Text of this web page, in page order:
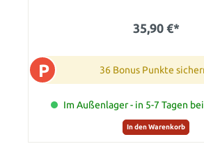
35,90 €*
P 36 Bonus Punkte
Im Außenlager - in 5-7 Tagen
In den Warenkorb